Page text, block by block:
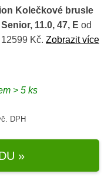
Kolečkové brusle
11.0, 47, E od
Kč. Zobrazit více
> 5 ks
DPH
»